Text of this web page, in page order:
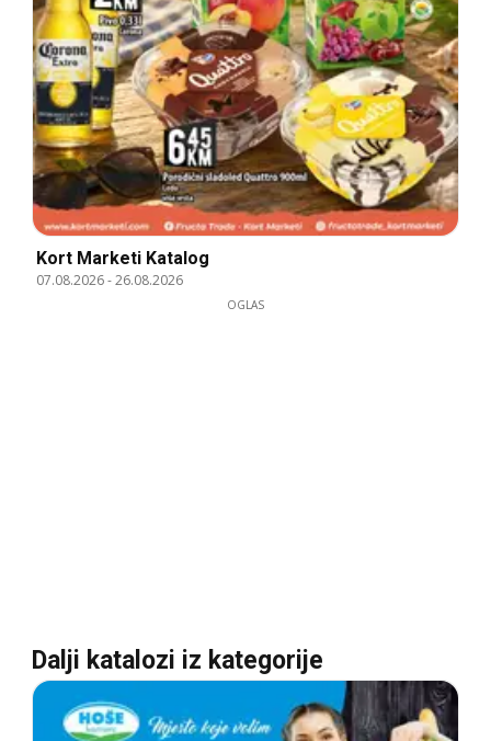
Kort Marketi Katalog
07.08.2026-26.08.2026
OGLAS
Dalji katalozi iz kategorije